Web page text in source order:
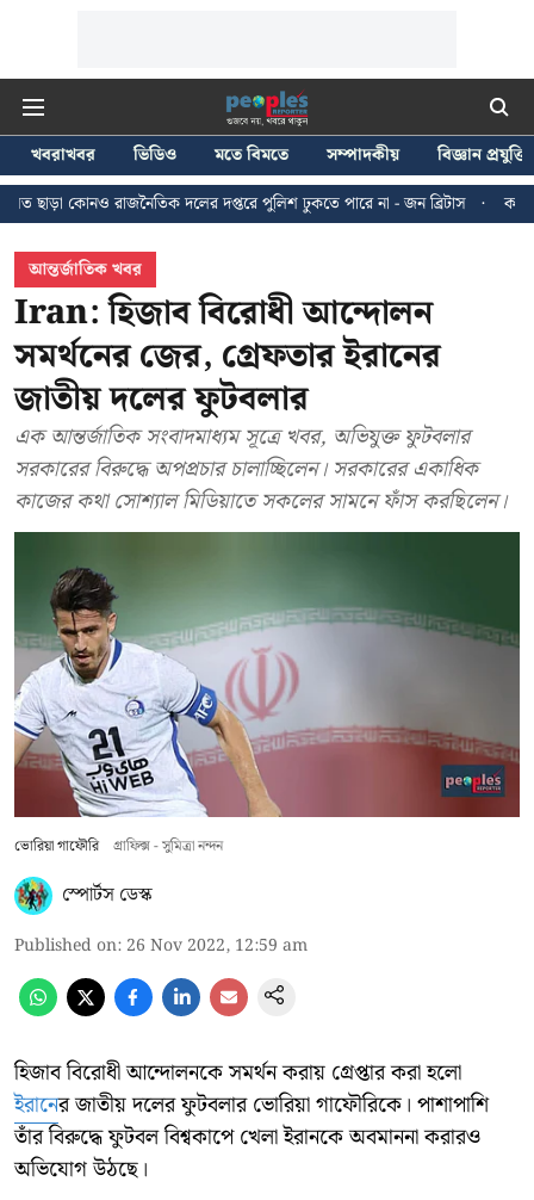
খবরাখবর ভিডিও মতে বিমতে সম্পাদকীয়
বিজ্ঞান প্রযুক্তি
দলের দপ্তরে পুলিশ ঢুকতে পারে না - জন ব্রিটাস
কলকাতায় ২৪ জুলাইয়ের
আন্তর্জাতিক খবর
Iran: হিজাব বিরোধী আন্দোলন
সমর্থনের জের, গ্রেফতার ইরানের
জাতীয় দলের ফুটবলার
এক আন্তর্জাতিক সংবাদমাধ্যম সূত্রে খবর, অভিযুক্ত ফুটবলার
সরকারের বিরুদ্ধে অপপ্রচার চালাচ্ছিলেন। সরকারের একাধিক
কাজের কথা সোশ্যাল মিডিয়াতে সকলের সামনে ফাঁস করছিলেন।
ভোরিয়া গাফৌরি গ্রাফিক্স - সুমিত্রা নন্দন
স্পোর্টস ডেস্ক
Published on: 26 Nov 2022, 12:59 am
হিজাব বিরোধী আন্দোলনকে সমর্থন করায় গ্রেপ্তার করা হলো
ইরানের জাতীয় দলের ফুটবলার ভোরিয়া গাফৌরিকে। পাশাপাশি
তাঁর বিরুদ্ধে ফুটবল বিশ্বকাপে খেলা ইরানকে অবমাননা করারও
অভিযোগ উঠছে।